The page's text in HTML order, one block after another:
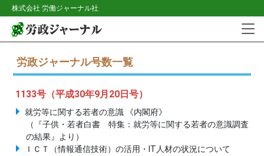
株式会社 労働ジャーナル社
労政ジャーナル号数一覧
1133号（平成30年9月20日号）
就労等に関する若者の意識 《内閣府》
（『子供・若者白書 特集：就労等に関する若者の意識調査
の結果』より）
ＩＣＴ（情報通信技術）の活用・IT人材の状況について